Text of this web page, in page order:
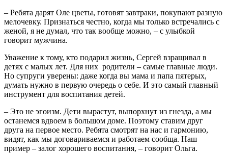
– Ребята дарят Оле цветы, готовят завтраки, покупают разную
мелочевку. Признаться честно, когда мы только встречались с
женой, я не думал, что так вообще можно, – с улыбкой
говорит мужчина.
Уважение к тому, кто подарил жизнь, Сергей взращивал в
детях с малых лет. Для них родители – самые главные люди.
Но супруги уверены: даже когда вы мама и папа пятерых,
думать нужно в первую очередь о себе. И это самый главный
инструмент для воспитания детей.
– Это не эгоизм. Дети вырастут, выпорхнут из гнезда, а мы
останемся вдвоем в большом доме. Поэтому ставим друг
друга на первое место. Ребята смотрят на нас и гармонию,
видят, как мы договариваемся и работаем сообща. Наш
пример – залог хорошего воспитания, – говорит Ольга.